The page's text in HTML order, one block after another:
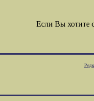
Если Вы хотите